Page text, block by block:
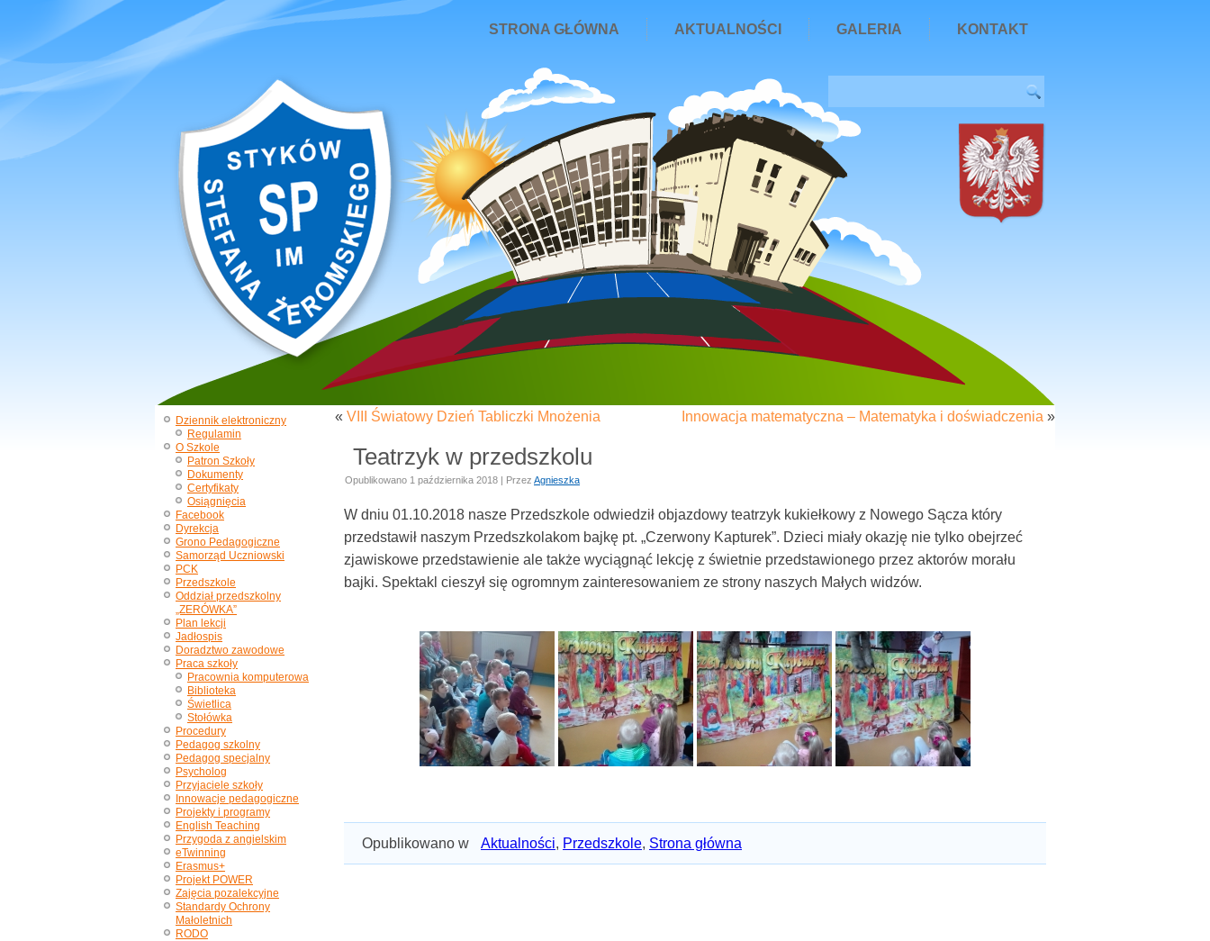
STRONA GŁÓWNA AKTUALNOŚCI GALERIA KONTAKT
Dziennik elektroniczny
Regulamin
O Szkole
Patron Szkoły
Dokumenty
Certyfikaty
Osiągnięcia
Facebook
Dyrekcja
Grono Pedagogiczne
Samorząd Uczniowski
PCK
Przedszkole
Oddział przedszkolny
„ZERÓWKA”
Plan lekcji
Jadłospis
Doradztwo zawodowe
Praca szkoły
Pracownia komputerowa
Biblioteka
Świetlica
Stołówka
Procedury
Pedagog szkolny
Pedagog specjalny
Psycholog
Przyjaciele szkoły
Innowacje pedagogiczne
Projekty i programy
English Teaching
Przygoda z angielskim
eTwinning
Erasmus+
Projekt POWER
Zajęcia pozalekcyjne
Standardy Ochrony
Małoletnich
RODO
« VIII Światowy Dzień Tabliczki Mnożenia Innowacja matematyczna – Matematyka i doświadczenia »
Teatrzyk w przedszkolu
Opublikowano 1 października 2018 | Przez Agnieszka
W dniu 01.10.2018 nasze Przedszkole odwiedził objazdowy teatrzyk kukiełkowy z Nowego Sącza który
przedstawił naszym Przedszkolakom bajkę pt. „Czerwony Kapturek”. Dzieci miały okazję nie tylko obejrzeć
zjawiskowe przedstawienie ale także wyciągnąć lekcję z świetnie przedstawionego przez aktorów morału
bajki. Spektakl cieszył się ogromnym zainteresowaniem ze strony naszych Małych widzów.
Opublikowano w Aktualności, Przedszkole, Strona główna